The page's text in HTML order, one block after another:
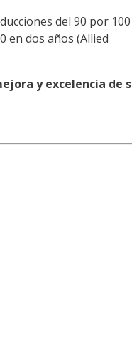
del 90 por 100
en dos años (Allied
y excelencia de